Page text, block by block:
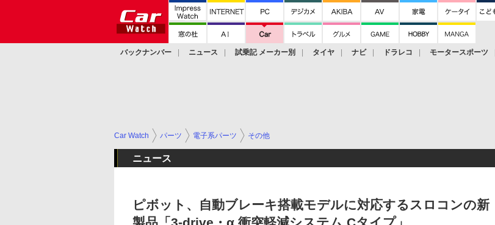
バックナンバー ニュース 試乗記 メーカー別 タイヤ ナビ ドラレコ モータースポーツ
Car Watch パーツ 電子系パーツ その他
ニュース
ピボット、自動ブレーキ搭載モデルに対応するスロコンの新